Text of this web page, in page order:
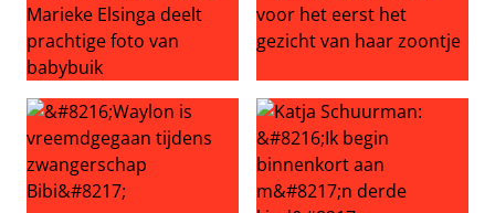
ZIEN: Hoogzwangere Marieke Elsinga deelt prachtige
Bibi Breijman deelt voor